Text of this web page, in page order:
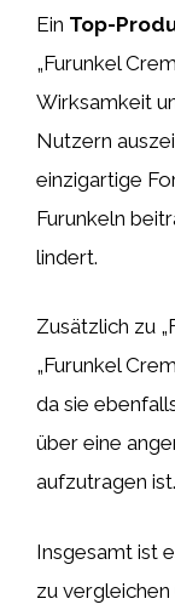
Ein Top-
„Furunkel
Wirksamkeit
Nutzern
einzigartige
Furunkeln
lindert.
Zusätzlich zu
„Furunkel
da sie
über eine
aufzutragen ist.
Insgesamt ist
zu